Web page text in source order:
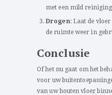
met een mild
Drogen: Laat de
de ruimte weer in
Conclusie
Of het nu gaat om het
voor uw
van uw houten vloer